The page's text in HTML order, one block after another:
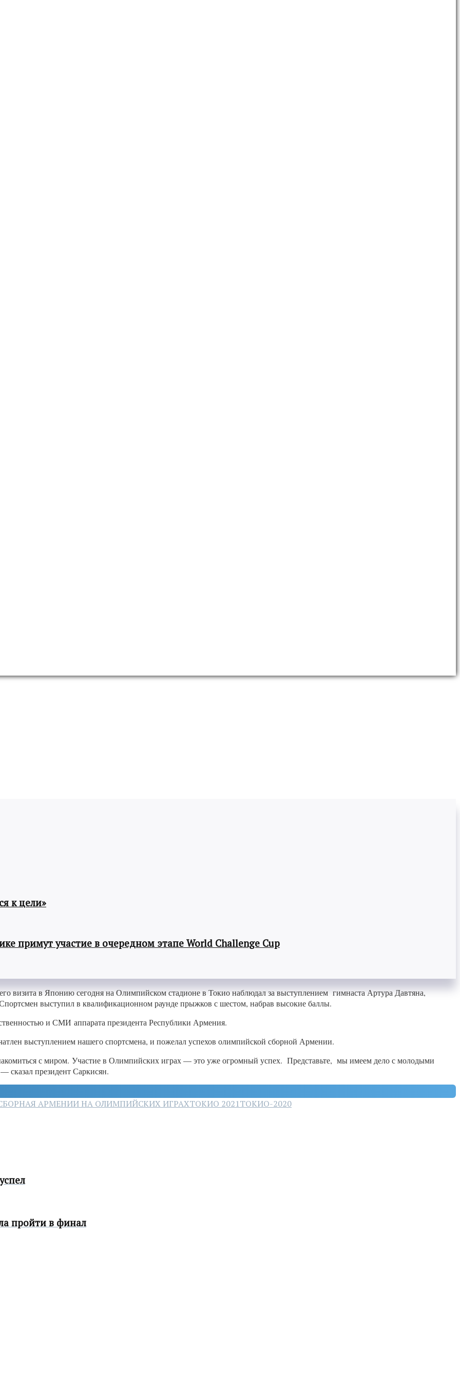
к цели»
примут участие в очередном этапе World Challenge Cup
визита в Японию сегодня на Олимпийском стадионе в Токио наблюдал за выступлением гимнаста Артура Давтяна,
выступил в квалификационном раунде прыжков с шестом, набрав высокие баллы.
и СМИ аппарата президента Республики Армения.
выступлением нашего спортсмена, и пожелал успехов олимпийской сборной Армении.
с миром. Участие в Олимпийских играх — это уже огромный успех. Представьте, мы имеем дело с молодыми
сказал президент Саркисян.
АРМЕНИИ НА ОЛИМПИЙСКИХ ИГРАХТОКИО 2021ТОКИО-2020
пройти в финал